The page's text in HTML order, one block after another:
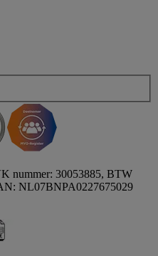
nummer: 30053885, BTW
NL07BNPA0227675029